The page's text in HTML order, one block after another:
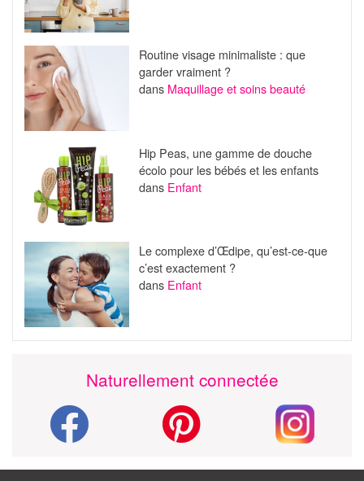
Routine visage minimaliste : que
garder vraiment ?
dans Maquillage et soins beauté
Hip Peas, une gamme de douche
écolo pour les bébés et les enfants
dans Enfant
Le complexe d’Œdipe, qu’est-ce-que
c’est exactement ?
dans Enfant
Naturellement connectée